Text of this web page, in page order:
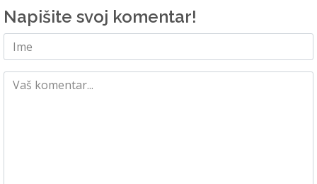
Napišite svoj komentar!